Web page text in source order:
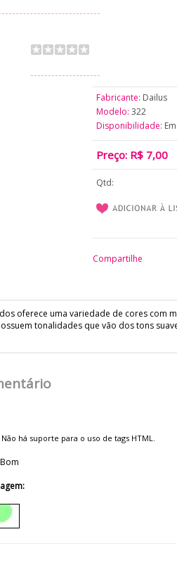
Fabricante: Dailus
Modelo: 322
Disponibilidade:
Preço: R$ 7,00
Qtd:
Compartilhe
oferece uma variedade de cores com
tonalidades que vão dos tons
Não há suporte para o uso de tags HTML.
Bom